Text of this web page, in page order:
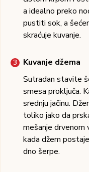
a idealno preko
pustiti sok, a
skraćuje kuvanje.
Kuvanje džema
Sutradan stavite
smesa proključa.
srednju jačinu.
toliko jako da
mešanje drvenom
kada džem
dno šerpe.